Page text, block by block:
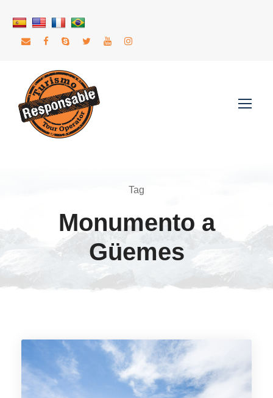
Tag
Monumento a
Güemes